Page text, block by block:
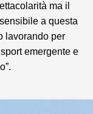
ma il
a questa
lavorando per
emergente e